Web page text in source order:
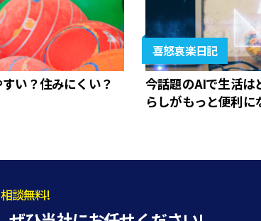
い？住みにくい？
喜怒哀楽日記
今話題のAIで生活は
らしがもっと便利に
談無料!